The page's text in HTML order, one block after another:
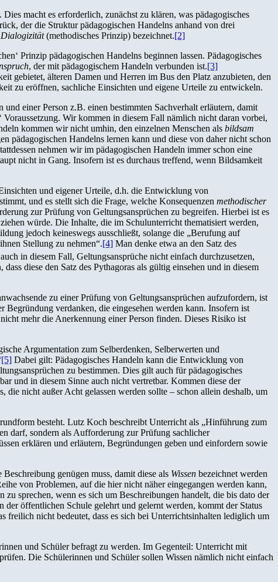
macht es erforderlich, zunächst zu klären, was pädagogisches
der die Struktur pädagogischen Handelns anhand von drei
Dialogizität(methodisches Prinzip) bezeichnet.[2]
Prinzip pädagogischen Handelns beginnen lassen. Pädagogisches
, der mit pädagogischem Handeln verbunden ist.[3]
gebietet, älteren Damen und Herren im Bus den Platz anzubieten, den
zu eröffnen, sachliche Einsichten und eigene Urteile zu entwickeln.
einer Person z.B. einen bestimmten Sachverhalt erläutern, damit
Voraussetzung. Wir kommen in diesem Fall nämlich nicht daran vorbei,
kommen wir nicht umhin, den einzelnen Menschen als bildsam
pädagogischen Handelns lernen kann und diese von daher nicht schon
nehmen wir im pädagogischen Handeln immer schon eine
nicht in Gang. Insofern ist es durchaus treffend, wenn Bildsamkeit
und eigener Urteile, d.h. die Entwicklung von
und es stellt sich die Frage, welche Konsequenzen methodischer
zur Prüfung von Geltungsansprüchen zu begreifen. Hierbei ist es
würde. Die Inhalte, die im Schulunterricht thematisiert werden,
jedoch keineswegs ausschließt, solange die „Berufung auf
Stellung zu nehmen“.[4] Man denke etwa an den Satz des
in diesem Fall, Geltungsansprüche nicht einfach durchzusetzen,
diese den Satz des Pythagoras als gültig einsehen und in diesem
zu einer Prüfung von Geltungsansprüchen aufzufordern, ist
Begründung verdanken, die eingesehen werden kann. Insofern ist
mehr die Anerkennung einer Person finden. Dieses Risiko ist
Argumentation zum Selberdenken, Selberwerten und
[5] Dabei gilt: Pädagogisches Handeln kann die Entwicklung von
zu bestimmen. Dies gilt auch für pädagogisches
und in diesem Sinne auch nicht vertretbar. Kommen diese der
nicht außer Acht gelassen werden sollte – schon allein deshalb, um
besteht. Lutz Koch beschreibt Unterricht als „Hinführung zum
darf, sondern als Aufforderung zur Prüfung sachlicher
erklären und erläutern, Begründungen geben und einfordern sowie
genügen muss, damit diese als Wissen bezeichnet werden
von Problemen, auf die hier nicht näher eingegangen werden kann,
sprechen, wenn es sich um Beschreibungen handelt, die bis dato der
öffentlichen Schule gelehrt und gelernt werden, kommt der Status
freilich nicht bedeutet, dass es sich bei Unterrichtsinhalten lediglich um
und Schüler befragt zu werden. Im Gegenteil: Unterricht mit
Die Schülerinnen und Schüler sollen Wissen nämlich nicht einfach